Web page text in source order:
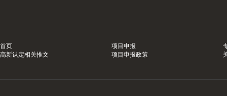
首页 项目申报
高新认定相关推文
项目申报政策